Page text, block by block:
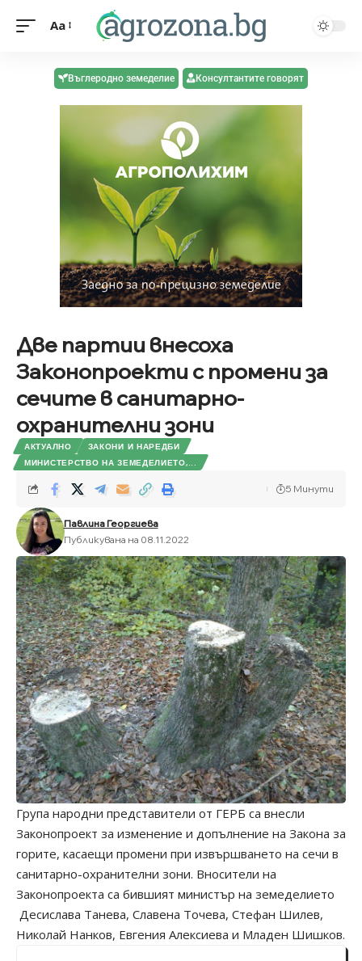
Aa
Въглеродно земеделие Консултантите говорят
Две партии внесоха
Законопроекти с промени за
сечите в санитарно-
охранителни зони
АКТУАЛНО
ЗАКОНИ И НАРЕДБИ
МИНИСТЕРСТВО НА ЗЕМЕДЕЛИЕТО,...
Павлина Георгиева
Публикувана на 08.11.2022
5 Минути
Група народни представители от ГЕРБ са внесли
Законопроект за изменение и допълнение на Закона за
горите, касаещи промени при извършването на сечи в
санитарно-охранителни зони. Вносители на
Законопроекта са бившият министър на земеделието
Десислава Танева, Славена Точева, Стефан Шилев,
Николай Нанков, Евгения Алексиева и Младен Шишков.